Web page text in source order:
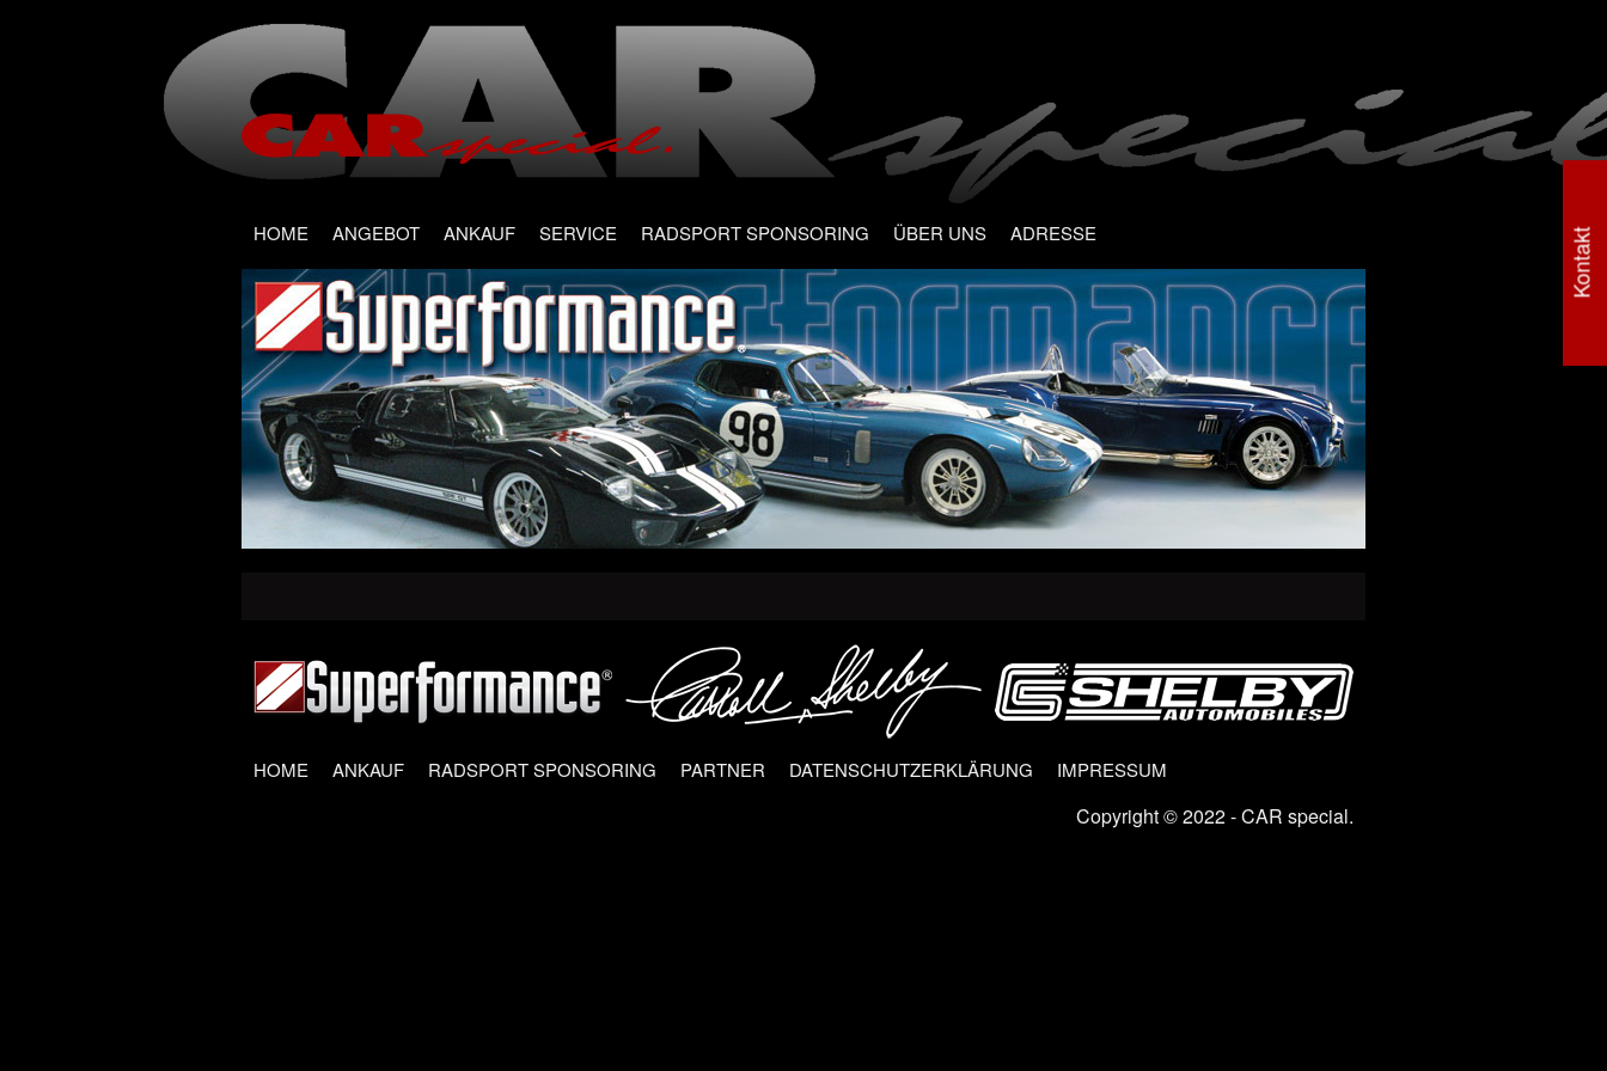
content
HOME ANGEBOT ANKAUF SERVICE RADSPORT SPONSORING ÜBER UNS ADRESSE
HOME ANKAUF RADSPORT SPONSORING PARTNER DATENSCHUTZERKLÄRUNG IMPRESSUM
Copyright © 2022 - CAR special.
Kontakt